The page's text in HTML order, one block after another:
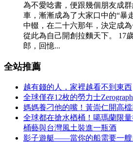
為不愛唸書，便跟幾個朋友成
車，漸漸成為了大家口中的“暴
中輟，在二十六那年，決定成
從此為自己開創拉麵天下。 17
郎，回憶...
全站推薦
越有錢的人，家裡越看不到東西
全球僅存12枚的勞力士
媽媽養刁他的嘴！黃崇仁開高
全球都在搶水楢桶！噶瑪蘭限
桶藝與台灣風土裝進一瓶酒
影子遊艇——當你的船需要一艘